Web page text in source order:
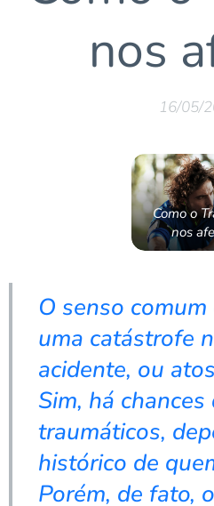
nos
16/05/
Como o
nos
O senso
uma catástrofe
acidente, ou
Sim, há chances
traumáticos,
histórico de
Porém, de fato,